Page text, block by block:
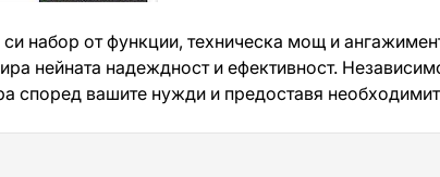
набор от функции, техническа мощ и
нейната надеждност и ефективност.
вашите нужди и предоставя